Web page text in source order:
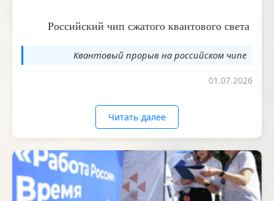
Российский чип сжатого квантового света
Квантовый прорыв на российском чипе
01.07.2026
Читать далее